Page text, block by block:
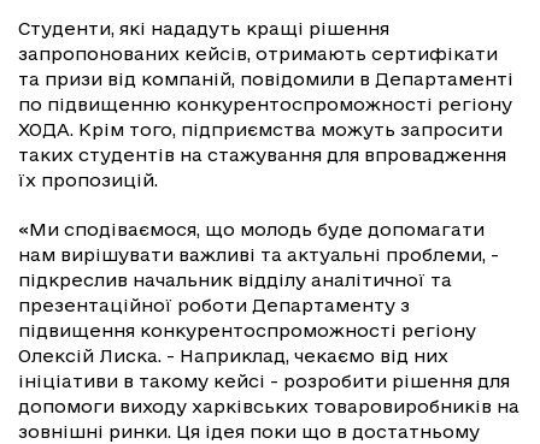
Студенти, які нададуть кращі рішення
запропонованих кейсів, отримають сертифікати
та призи від компаній, повідомили в Департаменті
по підвищенню конкурентоспроможності регіону
ХОДА. Крім того, підприємства можуть запросити
таких студентів на стажування для впровадження
їх пропозицій.
«Ми сподіваємося, що молодь буде допомагати
нам вирішувати важливі та актуальні проблеми, -
підкреслив начальник відділу аналітичної та
презентаційної роботи Департаменту з
підвищення конкурентоспроможності регіону
Олексій Лиска. - Наприклад, чекаємо від них
ініціативи в такому кейсі - розробити рішення для
допомоги виходу харківських товаровиробників на
зовнішні ринки. Ця ідея поки що в достатньому